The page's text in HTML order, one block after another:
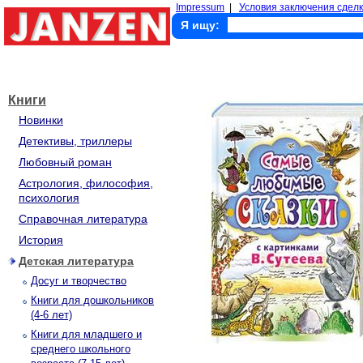
Impressum Условия заключения
Я ищу:
Книги
Новинки
Детективы, триллеры
Любовный роман
Астрология, философия,
психология
Справочная литература
История
Детская литература
Досуг и творчество
Книги для дошкольников
(4-6 лет)
Книги для младшего и
среднего школьного